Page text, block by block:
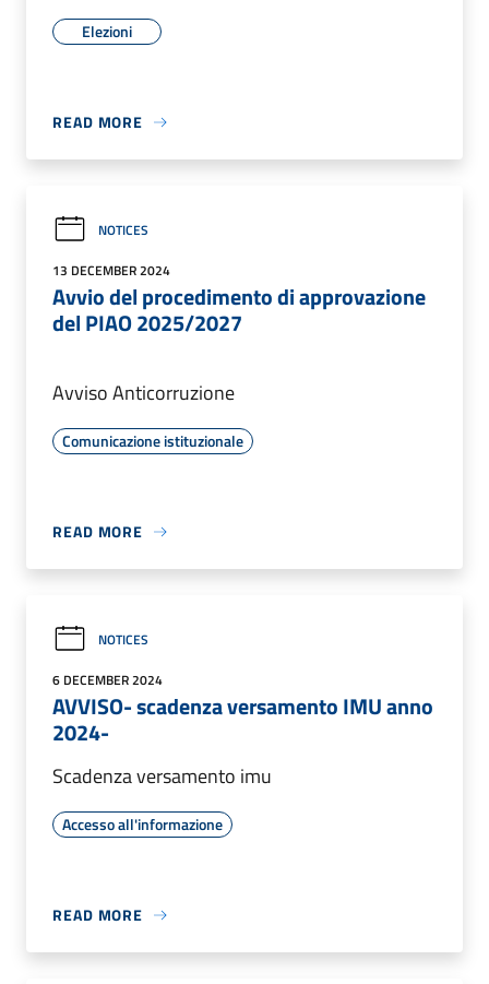
Elezioni
READ MORE
NOTICES
13 DECEMBER 2024
Avvio del procedimento di approvazione
del PIAO 2025/2027
Avviso Anticorruzione
Comunicazione istituzionale
READ MORE
NOTICES
6 DECEMBER 2024
AVVISO- scadenza versamento IMU anno
2024-
Scadenza versamento imu
Accesso all'informazione
READ MORE